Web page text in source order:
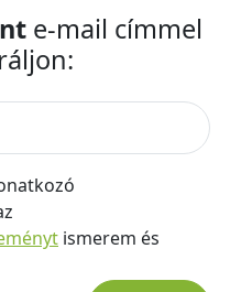
e-mail címmel
ismerem és